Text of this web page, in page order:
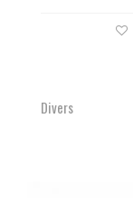
Divers